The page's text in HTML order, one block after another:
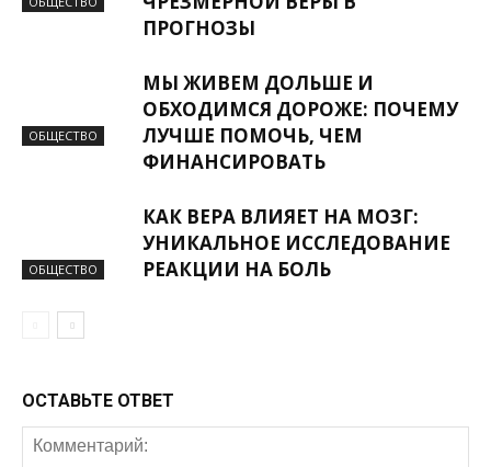
ПРОГНОЗЫ
ОБЩЕСТВО
МЫ ЖИВЕМ ДОЛЬШЕ И
ОБХОДИМСЯ ДОРОЖЕ: ПОЧЕМУ
ЛУЧШЕ ПОМОЧЬ, ЧЕМ
ФИНАНСИРОВАТЬ
ОБЩЕСТВО
КАК ВЕРА ВЛИЯЕТ НА МОЗГ:
УНИКАЛЬНОЕ ИССЛЕДОВАНИЕ
РЕАКЦИИ НА БОЛЬ
ОСТАВЬТЕ ОТВЕТ